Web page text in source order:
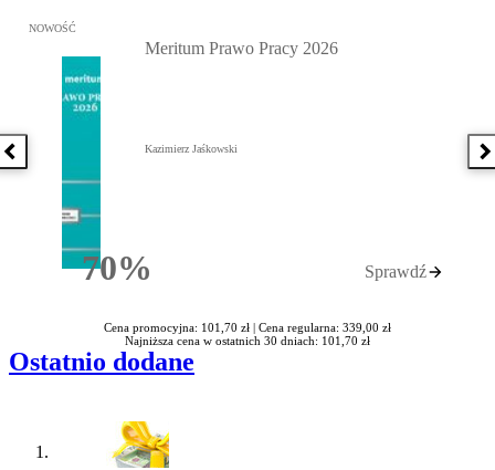
Poprzednia książka
Przejdź do: Meritum Prawo Pracy 2026, Kazimierz Jaśkowski -
NOWOŚĆ
70%Rabatu
Meritum Prawo Pracy 2026
Kazimierz Jaśkowski
Sprawdź
Cena promocyjna: 101,70 zł | Cena regularna: 339,00 zł
Najniższa cena w ostatnich 30 dniach: 101,70 zł
Ostatnio dodane